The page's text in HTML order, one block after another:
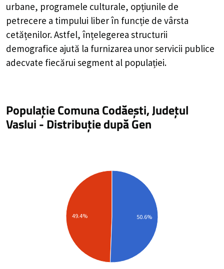
urbane, programele culturale, opțiunile de
petrecere a timpului liber în funcție de vârsta
cetățenilor. Astfel, înțelegerea structurii
demografice ajută la furnizarea unor servicii publice
adecvate fiecărui segment al populației.
Populație Comuna Codăești, Județul
Vaslui-Distribuțiedupă Gen
49.4% 50.6%